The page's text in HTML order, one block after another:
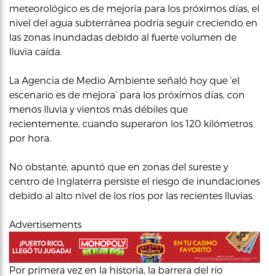
meteorológico es de mejoría para los próximos días, el
nivel del agua subterránea podría seguir creciendo en
las zonas inundadas debido al fuerte volumen de
lluvia caída.
La Agencia de Medio Ambiente señaló hoy que ‘el
escenario es de mejora’ para los próximos días, con
menos lluvia y vientos más débiles que
recientemente, cuando superaron los 120 kilómetros
por hora.
No obstante, apuntó que en zonas del sureste y
centro de Inglaterra persiste el riesgo de inundaciones
debido al alto nivel de los ríos por las recientes lluvias.
Advertisements
Por primera vez en la historia, la barrera del río